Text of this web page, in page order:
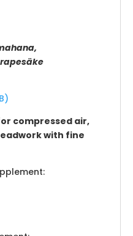
compressed air,
with fine